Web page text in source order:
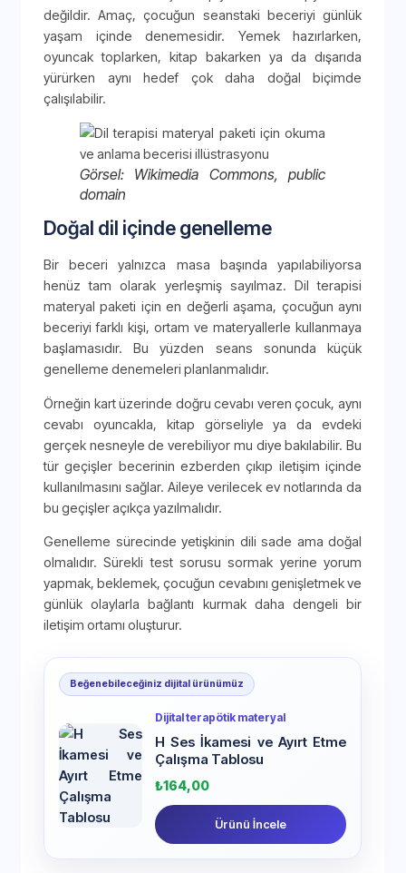
değildir. Amaç, çocuğun seanstaki beceriyi günlük
yaşam içinde denemesidir. Yemek hazırlarken,
oyuncak toplarken, kitap bakarken ya da dışarıda
yürürken aynı hedef çok daha doğal biçimde
çalışılabilir.
Görsel: Wikimedia Commons, public
domain
Doğal dil içinde genelleme
Bir beceri yalnızca masa başında yapılabiliyorsa
henüz tam olarak yerleşmiş sayılmaz. Dil terapisi
materyal paketi için en değerli aşama, çocuğun aynı
beceriyi farklı kişi, ortam ve materyallerle kullanmaya
başlamasıdır. Bu yüzden seans sonunda küçük
genelleme denemeleri planlanmalıdır.
Örneğin kart üzerinde doğru cevabı veren çocuk, aynı
cevabı oyuncakla, kitap görseliyle ya da evdeki
gerçek nesneyle de verebiliyor mu diye bakılabilir. Bu
tür geçişler becerinin ezberden çıkıp iletişim içinde
kullanılmasını sağlar. Aileye verilecek ev notlarında da
bu geçişler açıkça yazılmalıdır.
Genelleme sürecinde yetişkinin dili sade ama doğal
olmalıdır. Sürekli test sorusu sormak yerine yorum
yapmak, beklemek, çocuğun cevabını genişletmek ve
günlük olaylarla bağlantı kurmak daha dengeli bir
iletişim ortamı oluşturur.
Beğenebileceğiniz dijital ürünümüz
Dijital terapötik materyal
H Ses İkamesi ve Ayırt Etme
Çalışma Tablosu
₺164,00
Ürünü İncele